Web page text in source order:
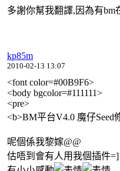
多謝你幫我翻譯,因為有bm
kp85m
2010-02-13 13:07
<font color=#00B9F6>
<body bgcolor=#111111>
<pre>
<b>BM平台V4.0 魔仔Seed
呢個係我黎嫁@@
估唔到會有人用我個插件=]